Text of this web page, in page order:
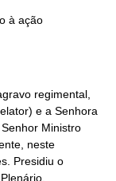
à ação
regimental,
e a Senhora
Ministro
neste
Presidiu o